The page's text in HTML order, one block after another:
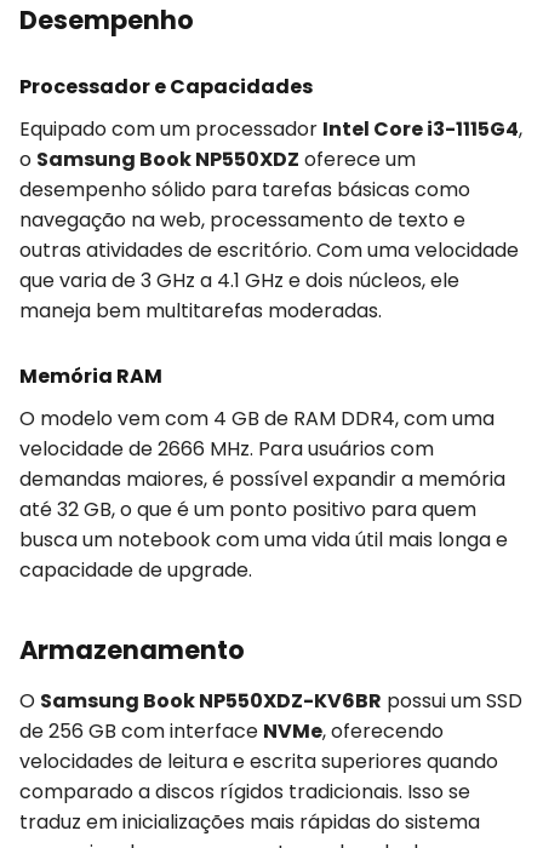
Desempenho
Processador e Capacidades
Equipado com um processador Intel Core i3-1115G4,
o Samsung Book NP550XDZ oferece um
desempenho sólido para tarefas básicas como
navegação na web, processamento de texto e
outras atividades de escritório. Com uma velocidade
que varia de 3 GHz a 4.1 GHz e dois núcleos, ele
maneja bem multitarefas moderadas.
Memória RAM
O modelo vem com 4 GB de RAM DDR4, com uma
velocidade de 2666 MHz. Para usuários com
demandas maiores, é possível expandir a memória
até 32 GB, o que é um ponto positivo para quem
busca um notebook com uma vida útil mais longa e
capacidade de upgrade.
Armazenamento
O Samsung Book NP550XDZ-KV6BR possui um SSD
de 256 GB com interface NVMe, oferecendo
velocidades de leitura e escrita superiores quando
comparado a discos rígidos tradicionais. Isso se
traduz em inicializações mais rápidas do sistema